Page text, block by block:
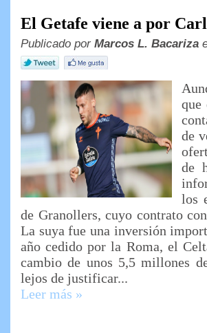
El Getafe viene a por
Publicado por Marcos L. Bacariza
que
de
de
los
de Granollers, cuyo contrato
La suya fue una inversión
año cedido por la Roma, el
cambio de unos 5,5 millones
lejos de justificar...
Leer más »